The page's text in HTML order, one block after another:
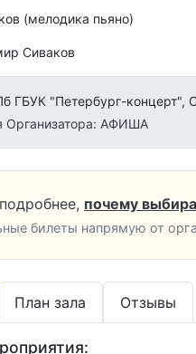
(мелодика пьяно)
Сиваков
ГБУК "Петербург-
Организатора: АФИША
почему
билеты напрямую от
План зала Отзывы